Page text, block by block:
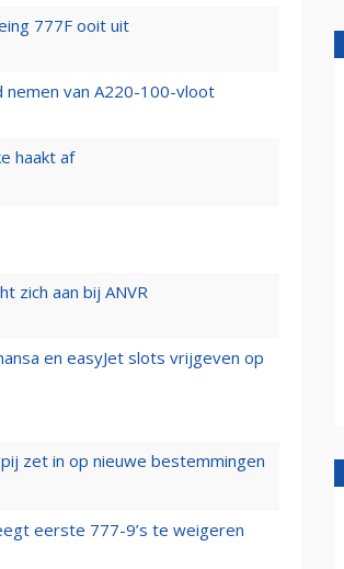
777F ooit uit
nemen van A220-100-vloot
haakt af
zich aan bij ANVR
en easyJet slots vrijgeven op
zet in op nieuwe bestemmingen
eerste 777-9’s te weigeren